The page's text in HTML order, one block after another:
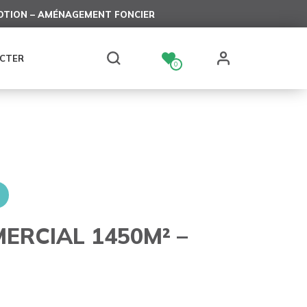
– AMÉNAGEMENT FONCIER
0
1450M² –